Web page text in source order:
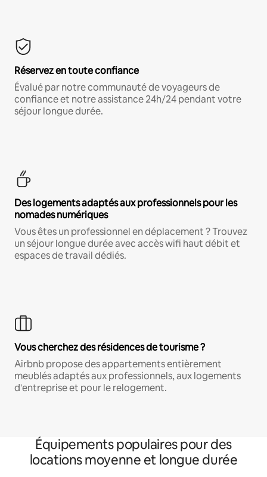
Réservez en toute confiance
Évalué par notre communauté de voyageurs de
confiance et notre assistance 24h/24 pendant votre
séjour longue durée.
Des logements adaptés aux professionnels pour les
nomades numériques
Vous êtes un professionnel en déplacement ? Trouvez
un séjour longue durée avec accès wifi haut débit et
espaces de travail dédiés.
Vous cherchez des résidences de tourisme ?
Airbnb propose des appartements entièrement
meublés adaptés aux professionnels, aux logements
d'entreprise et pour le relogement.
Équipements populaires pour des
locations moyenne et longue durée